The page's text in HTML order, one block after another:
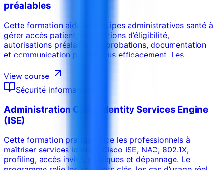
préalables
Cette formation aide les équipes administratives santé à
gérer accès patient, vérifications d’éligibilité,
autorisations préalables, approbations, documentation
et communication payeur plus efficacement. Les
end influencent facturation, réclamations et expérience
patient.
View course
Sécurité informatique
Administration Cisco Identity Services Engine
(ISE)
Cette formation pratique aide les professionnels à
maîtriser services identité Cisco ISE, NAC, 802.1X,
profiling, accès invité, politiques et dépannage. Le